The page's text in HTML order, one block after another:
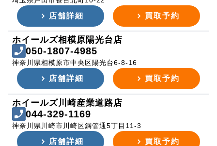
店舗詳細 買取予約
ホイールズ相模原陽光台店
050-1807-4985
神奈川県相模原市中央区陽光台6-8-16
店舗詳細 買取予約
ホイールズ川崎産業道路店
044-329-1169
神奈川県川崎市川崎区鋼管通5丁目11-3
店舗詳細 買取予約